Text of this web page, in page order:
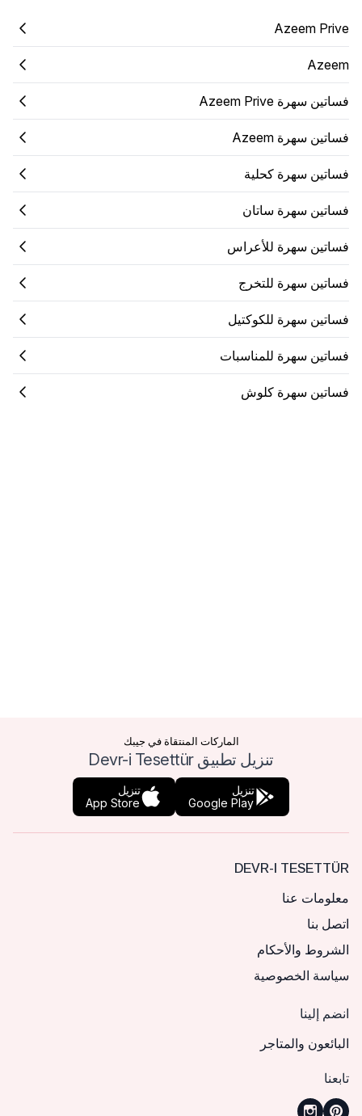
Azeem Prive
Azeem
فساتين سهرة Azeem Prive
فساتين سهرة Azeem
فساتين سهرة كحلية
فساتين سهرة ساتان
فساتين سهرة للأعراس
فساتين سهرة للتخرج
فساتين سهرة للكوكتيل
فساتين سهرة للمناسبات
فساتين سهرة كلوش
الماركات المنتقاة في جيبك
تنزيل تطبيق Devr-i Tesettür
تنزيل
Google Play
تنزيل
App Store
DEVR-I TESETTÜR
معلومات عنا
اتصل بنا
الشروط والأحكام
سياسة الخصوصية
انضم إلينا
البائعون والمتاجر
تابعنا